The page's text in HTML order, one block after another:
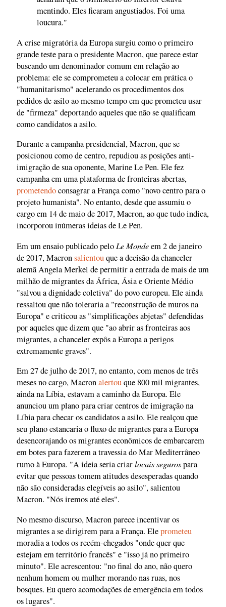
mentindo. Eles ficaram angustiados. Foi uma
loucura."
A crise migratória da Europa surgiu como o primeiro
grande teste para o presidente Macron, que parece estar
buscando um denominador comum em relação ao
problema: ele se comprometeu a colocar em prática o
"humanitarismo" acelerando os procedimentos dos
pedidos de asilo ao mesmo tempo em que prometeu usar
de "firmeza" deportando aqueles que não se qualificam
como candidatos a asilo.
Durante a campanha presidencial, Macron, que se
posicionou como de centro, repudiou as posições anti-
imigração de sua oponente, Marine Le Pen. Ele fez
campanha em uma plataforma de fronteiras abertas,
prometendoconsagrar a França como "novo centro para o
projeto humanista". No entanto, desde que assumiu o
cargo em 14 de maio de 2017, Macron, ao que tudo indica,
incorporou inúmeras ideias de Le Pen.
Em um ensaio publicado pelo Le Mondeem 2 de janeiro
de 2017, Macronsalientouque a decisão da chanceler
alemã Angela Merkel de permitir a entrada de mais de um
milhão de migrantes da África, Ásia e Oriente Médio
"salvou a dignidade coletiva" do povo europeu. Ele ainda
ressaltou que não toleraria a "reconstrução de muros na
Europa" e criticou as "simplificações abjetas" defendidas
por aqueles que dizem que "ao abrir as fronteiras aos
migrantes, a chanceler expôs a Europa a perigos
extremamente graves".
Em 27 de julho de 2017, no entanto, com menos de três
meses no cargo, Macronalertouque 800 mil migrantes,
ainda na Líbia, estavam a caminho da Europa. Ele
anunciou um plano para criar centros de imigração na
Líbia para checar os candidatos a asilo. Ele realçou que
seu plano estancaria o fluxo de migrantes para a Europa
desencorajando os migrantes econômicos de embarcarem
em botes para fazerem a travessia do Mar Mediterrâneo
rumo à Europa. "A ideia seria criarlocais segurospara
evitar que pessoas tomem atitudes desesperadas quando
não são consideradas elegíveis ao asilo", salientou
Macron. "Nós iremos até eles".
No mesmo discurso, Macron parece incentivar os
migrantes a se dirigirem para a França. Eleprometeu
moradia a todos os recém-chegados "onde quer que
estejam em território francês" e "isso já no primeiro
minuto". Ele acrescentou: "no final do ano, não quero
nenhum homem ou mulher morando nas ruas, nos
bosques. Eu quero acomodações de emergência em todos
os lugares".